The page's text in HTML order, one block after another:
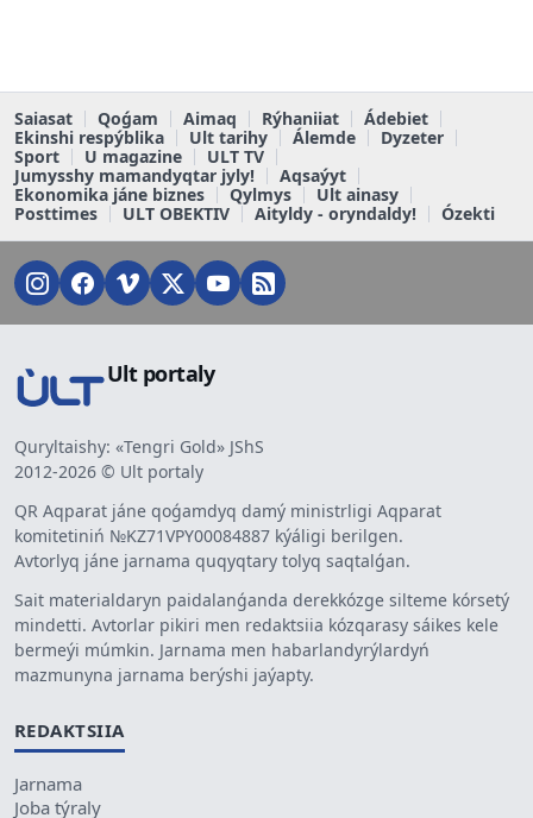
Saiasat Qoǵam Aimaq Rýhaniiat
Ádebiet
Ekinshi respýblika
Ult tarihy Álemde
Dyzeter
Sport
U magazine
ULT TV
Jumysshy mamandyqtar jyly!
Aqsaýyt
Ekonomika jáne biznes
Qylmys
Ult ainasy
Posttimes
ULT OBEKTIV Aityldy - oryndaldy! Ózekti
Ult portaly
Quryltaishy: «Tengri Gold» JShS
2012-2026 © Ult portaly
QR Aqparat jáne qoǵamdyq damý ministrligi Aqparat
komitetiniń №KZ71VPY00084887 kýáligi berilgen.
Avtorlyq jáne jarnama quqyqtary tolyq saqtalǵan.
Sait materialdaryn paidalanǵanda derekkózge silteme kórsetý
mindetti. Avtorlar pikiri men redaktsiia kózqarasy sáikes kele
bermeýi múmkin. Jarnama men habarlandyrýlardyń
mazmunyna jarnama berýshi jaýapty.
REDAKTSIIA
Jarnama
Joba týraly